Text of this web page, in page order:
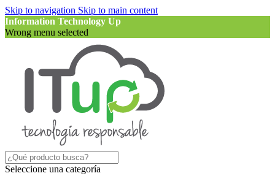
Skip to navigation Skip to main content
Information Technology Up
Wrong menu selected
Seleccione una categoría